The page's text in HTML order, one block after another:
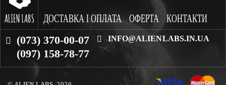
ДОСТАВКА І ОПЛАТА ОФЕРТА КОНТАКТИ
(073) 370-00-07
(097) 158-78-77
INFO@ALIENLABS.IN.UA